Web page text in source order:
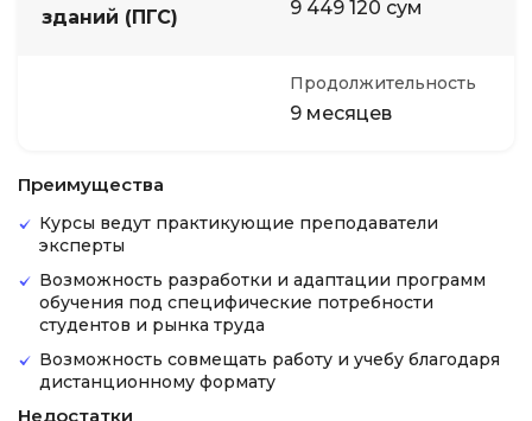
зданий (ПГС) 9 449 120 сум
Продолжительность
9 месяцев
Преимущества
Курсы ведут практикующие преподаватели
эксперты
Возможность разработки и адаптации программ
обучения под специфические потребности
студентов и рынка труда
Возможность совмещать работу и учебу благодаря
дистанционному формату
Недостатки